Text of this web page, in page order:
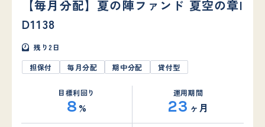
【毎月分配】夏の陣ファンド 夏空の章I
D1138
残り2 日
担保付
毎月分配 期中分配 貸付型
目標利回り
8 %
運用期間
23 ヶ月